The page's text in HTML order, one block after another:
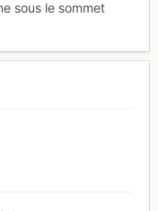
sous le sommet